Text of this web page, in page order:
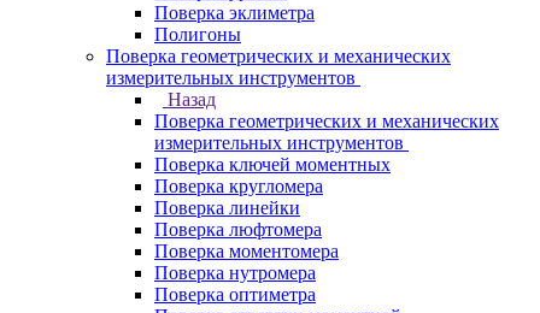
Поверка эклиметра
Полигоны
Поверка геометрических и механических
измерительных инструментов
Назад
Поверка геометрических и механических
измерительных инструментов
Поверка ключей моментных
Поверка кругломера
Поверка линейки
Поверка люфтомера
Поверка моментомера
Поверка нутромера
Поверка оптиметра